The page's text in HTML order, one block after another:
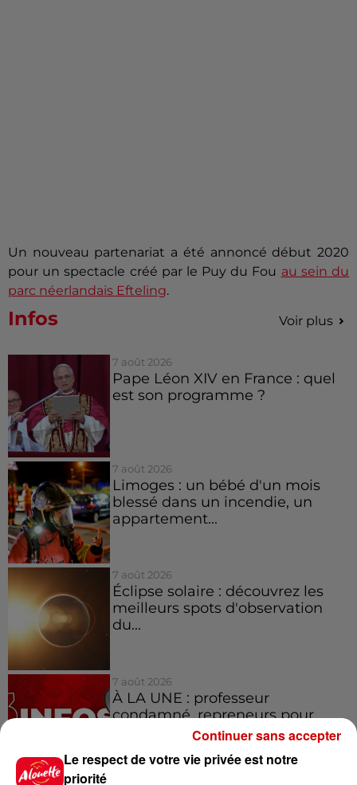
Un nouveau partenariat a été annoncé début 2020
pour un spectacle créé par le Puy du Fou au sein du
parc néerlandais Efteling.
Infos Voir plus
7 août 2026
Pape Léon XIV en France : quel
est son programme ?
7 août 2026
Limoges : un bébé d'un mois
blessé dans un incendie, un
appartement...
7 août 2026
Éclipse solaire : découvrez les
meilleurs spots d'observation
du...
7 août 2026
À LA UNE : professeur
condamné, repreneurs pour
Duralex et la...
Le respect de votre vie privée est notre
priorité
Continuer sans accepter